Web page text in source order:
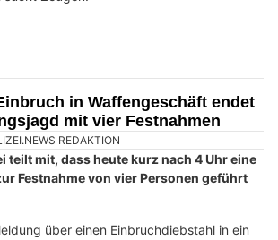
REDAKTION
3. Juni 2026, kam es am
Rammbock-Einbruch in ein Luxus-
konnte festgenommen werden. Die